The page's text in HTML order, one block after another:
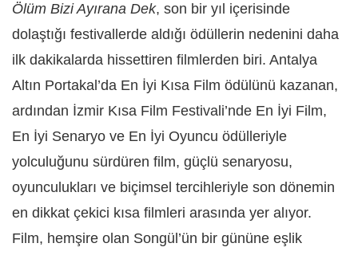
Ölüm Bizi Ayırana Dek, son bir yıl içerisinde
dolaştığı festivallerde aldığı ödüllerin nedenini daha
ilk dakikalarda hissettiren filmlerden biri. Antalya
Altın Portakal’da En İyi Kısa Film ödülünü kazanan,
ardından İzmir Kısa Film Festivali’nde En İyi Film,
En İyi Senaryo ve En İyi Oyuncu ödülleriyle
yolculuğunu sürdüren film, güçlü senaryosu,
oyunculukları ve biçimsel tercihleriyle son dönemin
en dikkat çekici kısa filmleri arasında yer alıyor.
Film, hemşire olan Songül’ün bir gününe eşlik